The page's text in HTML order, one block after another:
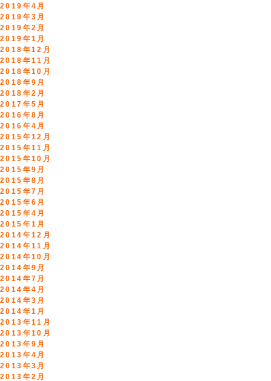
2019年4月
2019年3月
2019年2月
2019年1月
2018年12月
2018年11月
2018年10月
2018年9月
2018年2月
2017年5月
2016年8月
2016年4月
2015年12月
2015年11月
2015年10月
2015年9月
2015年8月
2015年7月
2015年6月
2015年4月
2015年1月
2014年12月
2014年11月
2014年10月
2014年9月
2014年7月
2014年4月
2014年3月
2014年1月
2013年11月
2013年10月
2013年9月
2013年4月
2013年3月
2013年2月